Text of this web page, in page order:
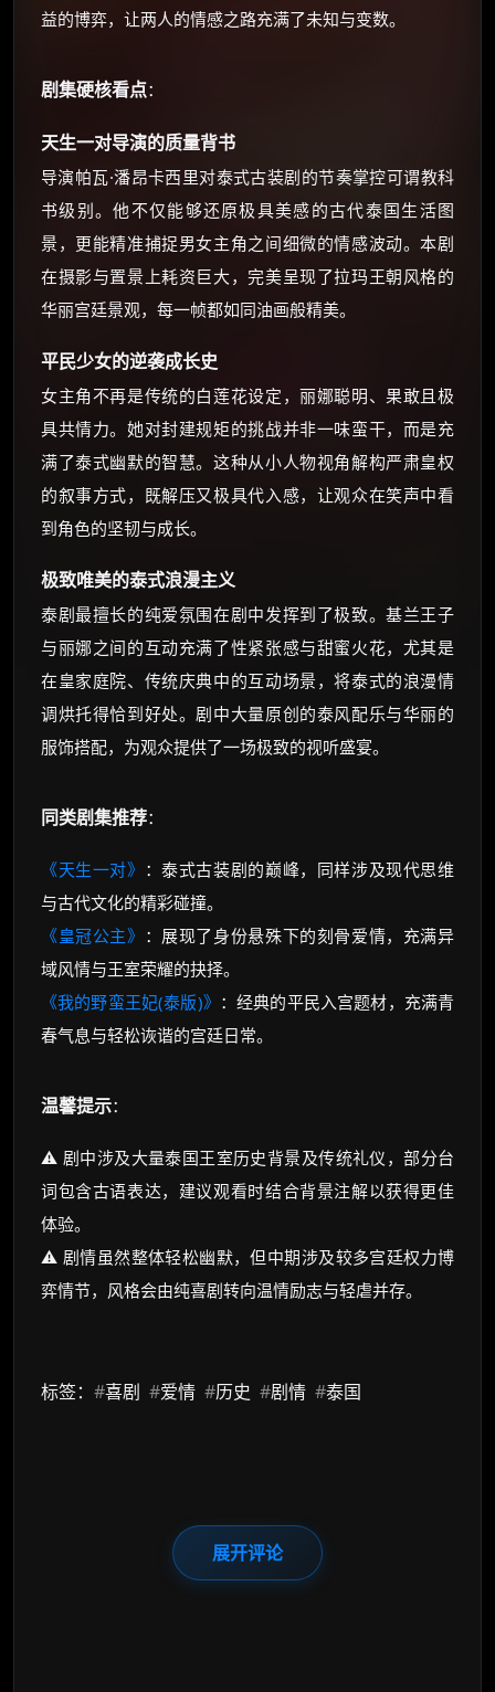
益的博弈，让两人的情感之路充满了未知与变数。
剧集硬核看点：
天生一对导演的质量背书
导演帕瓦·潘昂卡西里对泰式古装剧的节奏掌控可谓教科
书级别。他不仅能够还原极具美感的古代泰国生活图
景，更能精准捕捉男女主角之间细微的情感波动。本剧
在摄影与置景上耗资巨大，完美呈现了拉玛王朝风格的
华丽宫廷景观，每一帧都如同油画般精美。
平民少女的逆袭成长史
女主角不再是传统的白莲花设定，丽娜聪明、果敢且极
具共情力。她对封建规矩的挑战并非一味蛮干，而是充
满了泰式幽默的智慧。这种从小人物视角解构严肃皇权
的叙事方式，既解压又极具代入感，让观众在笑声中看
到角色的坚韧与成长。
极致唯美的泰式浪漫主义
泰剧最擅长的纯爱氛围在剧中发挥到了极致。基兰王子
与丽娜之间的互动充满了性紧张感与甜蜜火花，尤其是
在皇家庭院、传统庆典中的互动场景，将泰式的浪漫情
调烘托得恰到好处。剧中大量原创的泰风配乐与华丽的
服饰搭配，为观众提供了一场极致的视听盛宴。
同类剧集推荐：
《天生一对》 ：泰式古装剧的巅峰，同样涉及现代思维
与古代文化的精彩碰撞。
《皇冠公主》 ：展现了身份悬殊下的刻骨爱情，充满异
域风情与王室荣耀的抉择。
《我的野蛮王妃(泰版)》 ：经典的平民入宫题材，充满青
春气息与轻松诙谐的宫廷日常。
温馨提示：
⚠️ 剧中涉及大量泰国王室历史背景及传统礼仪，部分台
词包含古语表达，建议观看时结合背景注解以获得更佳
体验。
⚠️ 剧情虽然整体轻松幽默，但中期涉及较多宫廷权力博
弈情节，风格会由纯喜剧转向温情励志与轻虐并存。
标签： #喜剧 #爱情 #历史 #剧情 #泰国
展开评论